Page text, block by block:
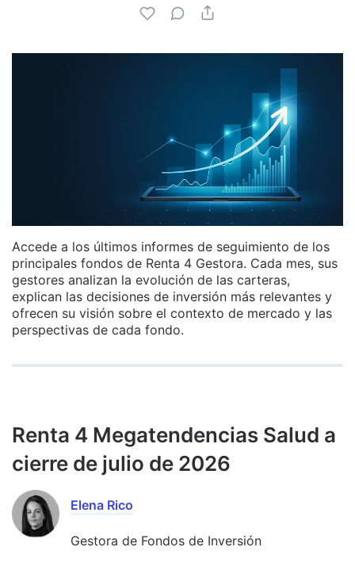
Accede a los últimos informes de seguimiento de los
principales fondos de Renta 4 Gestora. Cada mes, sus
gestores analizan la evolución de las carteras,
explican las decisiones de inversión más relevantes y
ofrecen su visión sobre el contexto de mercado y las
perspectivas de cada fondo.
Renta 4 Megatendencias Salud a
cierre de julio de 2026
Elena Rico
Gestora de Fondos de Inversión